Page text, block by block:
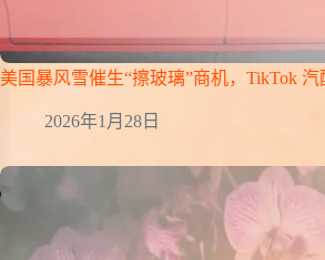
美国暴风雪催生“擦玻璃”商机，TikTok
2026年1月28日